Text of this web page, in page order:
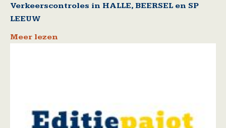
Verkeerscontroles in HALLE, BEERSEL en SP
LEEUW
Meer lezen